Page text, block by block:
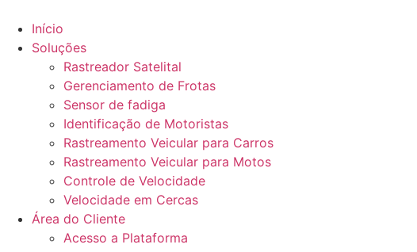
para
conteúdo
Início
Soluções
Rastreador Satelital
Gerenciamento de Frotas
Sensor de fadiga
Identificação de Motoristas
Rastreamento Veicular para Carros
Rastreamento Veicular para Motos
Controle de Velocidade
Velocidade em Cercas
Área do Cliente
Acesso a Plataforma